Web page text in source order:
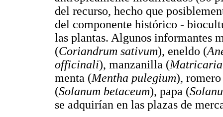
del recurso, hecho que
del componente histórico -
las plantas. Algunos informantes
(Coriandrum sativum), eneldo (
officinali), manzanilla (
menta (Mentha pulegium),
(Solanum betaceum), papa (
se adquirían en las plazas de